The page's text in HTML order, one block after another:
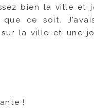
bien la ville et
ce soit.
sur la ville et une
!